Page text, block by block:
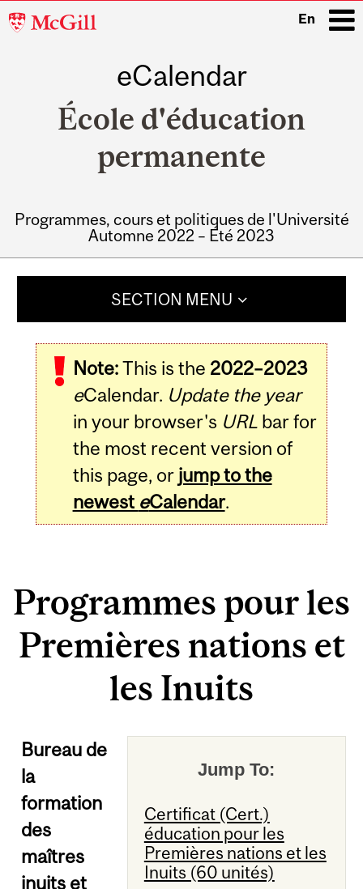
McGill
En
eCalendar
École d'éducation
permanente
Programmes, cours et politiques de l'Université
Automne 2022 – Été 2023
SECTION MENU
Note:This is the 2022–2023
eCalendar. Update the year
in your browser's URLbar for
the most recent version of
this page, or jump to the
newest eCalendar.
Programmes pour les
Premières nations et
les Inuits
Jump To:
Certificat (Cert.)
éducation pour les
Premières nations et les
Inuits (60 unités)
Bureau de
la
formation
des
maîtres
inuits et